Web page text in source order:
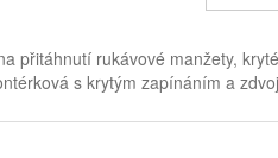
přitáhnutí rukávové manžety,
s krytým zapínáním a